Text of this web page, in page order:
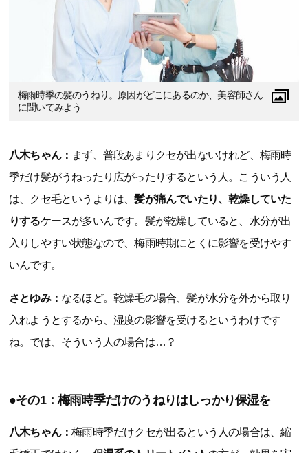
梅雨時季の髪のうねり。原因がどこにあるのか、美容師さん
に聞いてみよう
八木ちゃん： まず、普段あまりクセが出ないけれど、梅雨時
季だけ髪がうねったり広がったりするという人。こういう人
は、クセ毛というよりは、髪が痛んでいたり、乾燥していた
りするケースが多いんです。髪が乾燥していると、水分が出
入りしやすい状態なので、梅雨時期にとくに影響を受けやす
いんです。
さとゆみ： なるほど。乾燥毛の場合、髪が水分を外から取り
入れようとするから、湿度の影響を受けるというわけです
ね。では、そういう人の場合は…？
●その1：梅雨時季だけのうねりはしっかり保湿を
八木ちゃん：梅雨時季だけクセが出るという人の場合は、縮